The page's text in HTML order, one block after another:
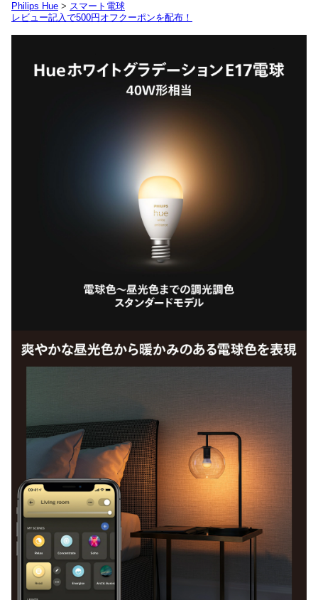
Philips Hue > スマート電球
レビュー記入で500円オフクーポンを配布！